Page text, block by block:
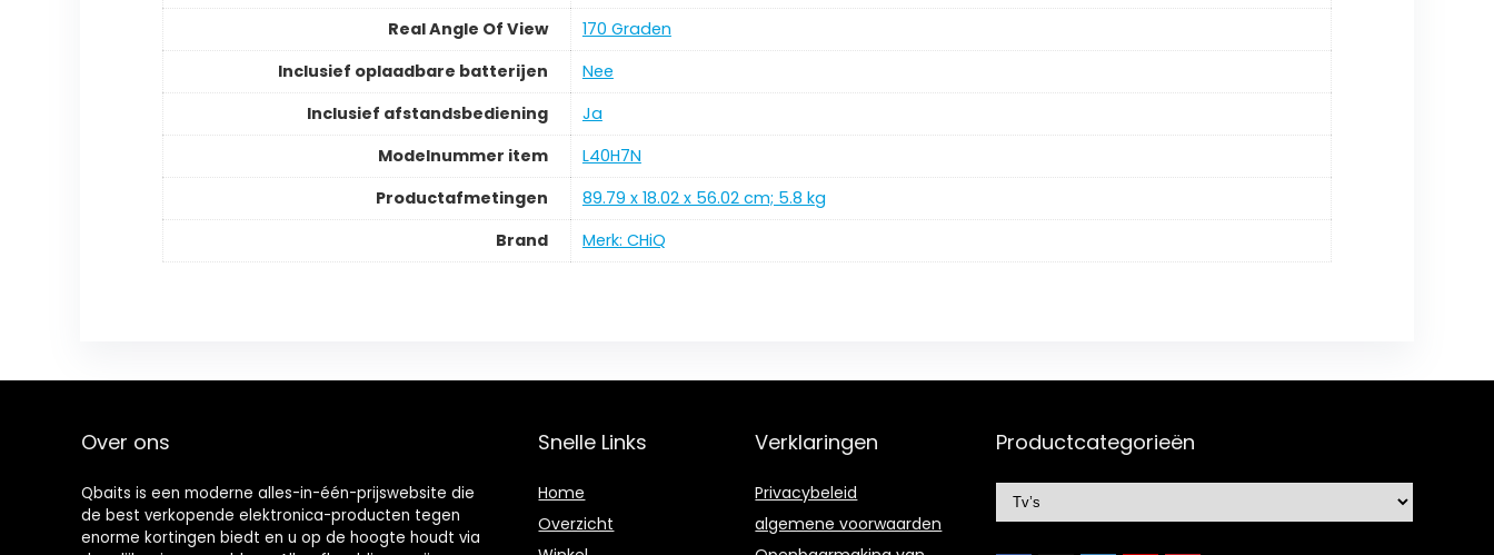
Real Angle Of View
170 Graden
Inclusief oplaadbare batterijen
Nee
Inclusief afstandsbediening
Ja
Modelnummer item
L40H7N
Productafmetingen
89.79 x 18.02 x 56.02 cm; 5.8 kg
Brand
Merk: CHiQ
Over ons
Qbaits is een moderne alles-in-één-prijswebsite die
de best verkopende elektronica-producten tegen
enorme kortingen biedt en u op de hoogte houdt via
Snelle Links
Home
Overzicht
Verklaringen
Privacybeleid
algemene voorwaarden
Productcategorieën